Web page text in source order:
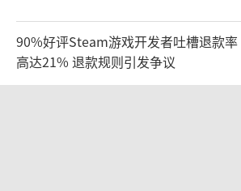
90%好评Steam游戏开发者吐槽退款率
高达21% 退款规则引发争议
2026-07-07 09:47:18